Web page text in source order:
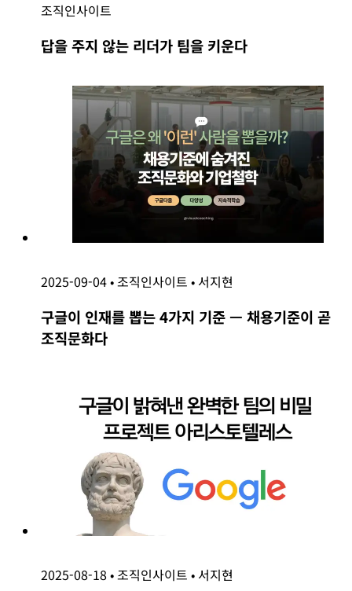
조직인사이트
답을 주지 않는 리더가 팀을 키운다
2025-09-04•조직인사이트 • 서지현
구글이 인재를 뽑는 4가지 기준 — 채용기준이 곧
조직문화다
2025-08-18 •조직인사이트 • 서지현